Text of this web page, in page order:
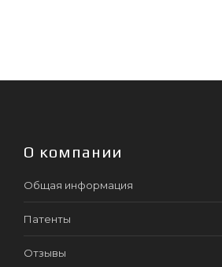
О компании
Общая информация
Патенты
Отзывы